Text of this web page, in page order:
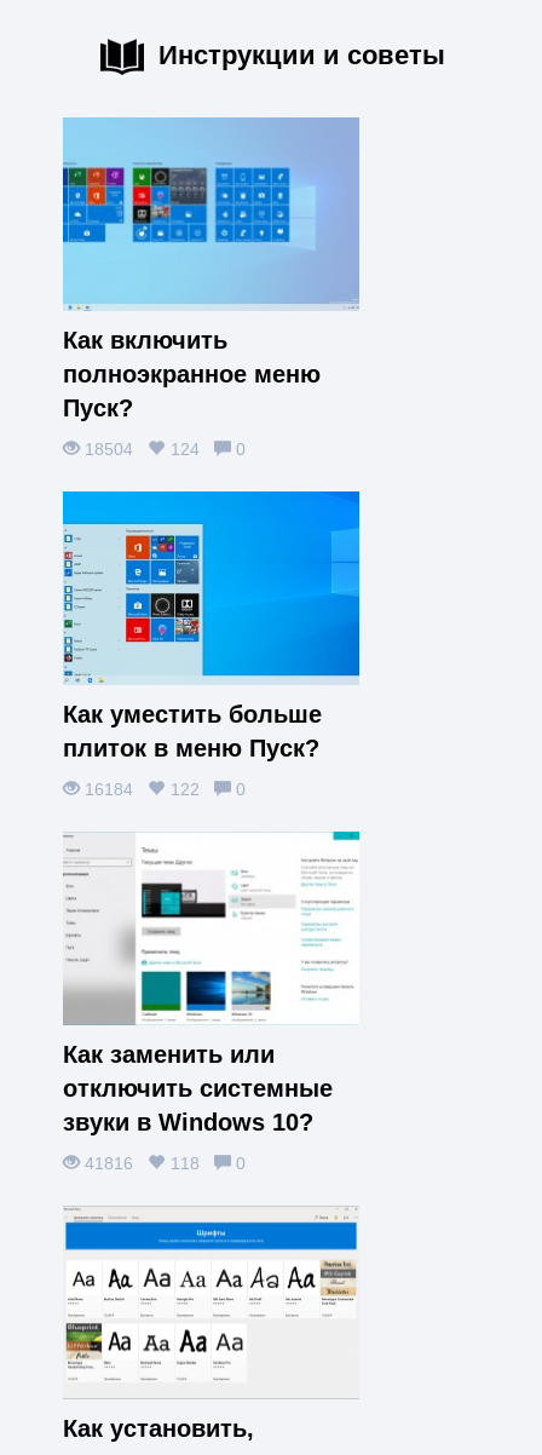
Инструкции и советы
Как включить
полноэкранное меню
Пуск?
18504 124 0
Как уместить больше
плиток в меню Пуск?
16184 122 0
Как заменить или
отключить системные
звуки в Windows 10?
41816 118 0
Как установить,